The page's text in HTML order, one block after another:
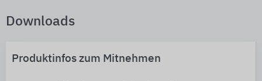
Downloads
Produktinfos zum Mitnehmen